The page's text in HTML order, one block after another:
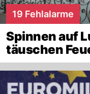
19 Fehlalarme
Spinnen auf
täuschen